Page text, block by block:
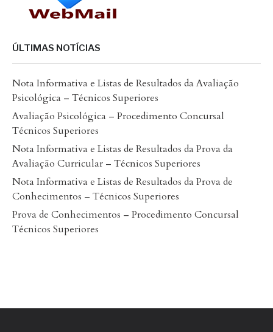
ÚLTIMAS NOTÍCIAS
Nota Informativa e Listas de Resultados da Avaliação
Psicológica – Técnicos Superiores
Avaliação Psicológica – Procedimento Concursal
Técnicos Superiores
Nota Informativa e Listas de Resultados da Prova da
Avaliação Curricular – Técnicos Superiores
Nota Informativa e Listas de Resultados da Prova de
Conhecimentos – Técnicos Superiores
Prova de Conhecimentos – Procedimento Concursal
Técnicos Superiores